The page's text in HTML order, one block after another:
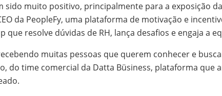
sido muito positivo, principalmente para a exposição
da PeopleFy, uma plataforma de motivação e
resolve dúvidas de RH, lança desafios e engaja a
muitas pessoas que querem conhecer e
do time comercial da Datta Büsiness, plataforma que